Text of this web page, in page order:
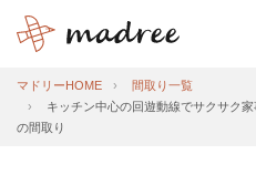
マドリーHOME
間取り一覧
キッチン中心の回遊動線でサクサク
の間取り